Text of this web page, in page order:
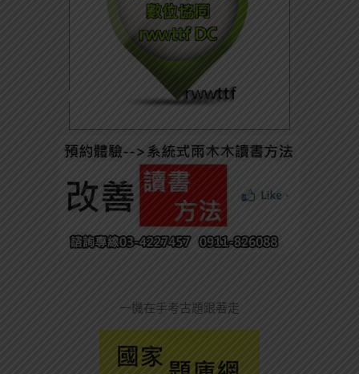
一機在手考古題跟著走